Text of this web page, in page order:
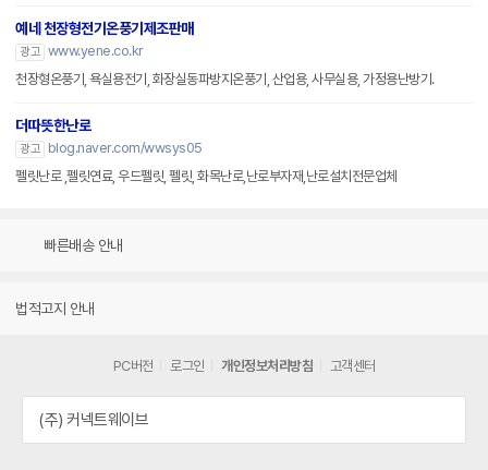
예네 천장형전기온풍기제조판매
광고 www.yene.co.kr
천장형온풍기, 욕실용전기, 화장실동파방지온풍기, 산업용, 사무실용, 가정용난방기.
더따뜻한난로
광고
blog.naver.com/wwsys05
펠릿난로 ,펠릿연료, 우드펠릿, 펠릿, 화목난로,난로부자재,난로설치전문업체
빠른배송 안내
법적고지 안내
PC버전 로그인 개인정보처리방침 고객센터
(주) 커넥트웨이브